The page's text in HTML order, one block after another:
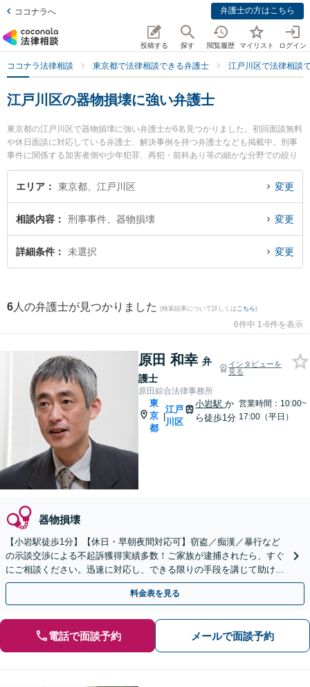
ココナラへ 弁護士の方はこちら
投稿する 探す 閲覧履歴 マイリスト ログイン
ココナラ法律相談 東京都で法律相談できる弁護士 江戸川区で法律相談
江戸川区の器物損壊に強い弁護士
東京都の江戸川区で器物損壊に強い弁護士が6名見つかりました。初回面談無料
や休日面談に対応している弁護士、解決事例を持つ弁護士なども掲載中。刑事
事件に関係する加害者側や少年犯罪、再犯・前科あり等の細かな分野での絞り
込み検索もでき便利です。特に原田綜合法律事務所の原田 和幸弁護士や西葛西
中央法律事務所の増島 泰弁護士、遠山法律事務所の遠山 泰夫弁護士のプロフィ
のトラブル解決の実績豊富な近くの弁護士を検索したい』『初回相談無料で器
物損壊を法律相談できる江戸川区内の弁護士に相談予約したい』などでお困り
の相談者さんにおすすめです。
エリア 東京都、江戸川区 変更
相談内容 刑事事件、器物損壊 変更
詳細条件 未選択 変更
6 人の弁護士が見つかりました (検索結果について詳しくは こちら)
6件中 1-6件を表示
原田 和幸 弁
護士
インタビューを
見る
原田綜合法律事務所
東
京
都
|
江戸
川区
小岩駅か
ら徒歩1分
営業時間：10:00~
17:00（平日）
器物損壊
【小岩駅徒歩1分】【休日・早朝夜間対応可】窃盗／痴漢／暴行など
の示談交渉による不起訴獲得実績多数！ご家族が逮捕されたら、すぐ
にご相談ください。迅速に対応し、できる限りの手段を講じて助けら
れるよう尽力いたします。【メディア出演経験あり】
料金表を見る
電話で面談予約 メールで面談予約